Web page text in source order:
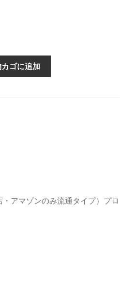
ゴに追加
アマゾンのみ流通タイプ）プロ